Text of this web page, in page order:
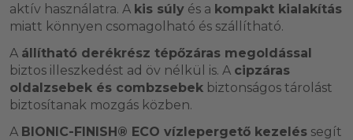
aktív használatra. A kis súly és a kompakt kialakítás
miatt könnyen csomagolható és szállítható.
A állítható derékrész tépőzáras megoldással
biztos illeszkedést ad öv nélkül is. A cipzáras
oldalzsebek és combzsebek biztonságos tárolást
biztosítanak mozgás közben.
A BIONIC-FINISH® ECO vízlepergető kezelés segít